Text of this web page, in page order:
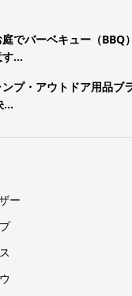
でバーベキュー（BBQ
...
プ・アウトドア用品ブ
...
ー